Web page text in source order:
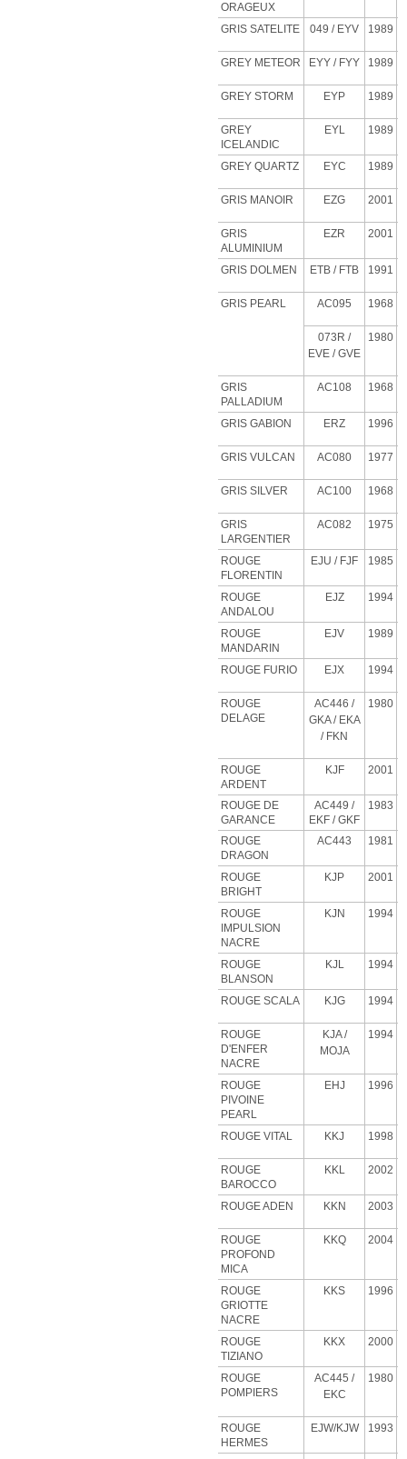
ORAGEUX
GRIS SATELITE 049 / EYV 1989
GREY METEOR EYY / FYY 1989
GREY STORM EYP 1989
GREY
ICELANDIC
EYL 1989
GREY QUARTZ EYC 1989
GRIS MANOIR EZG 2001
GRIS
ALUMINIUM
EZR 2001
GRIS DOLMEN ETB / FTB 1991
GRIS PEARL AC095 1968
073R /
EVE / GVE
1980
GRIS
PALLADIUM
AC108 1968
GRIS GABION ERZ 1996
GRIS VULCAN AC080 1977
GRIS SILVER AC100 1968
GRIS
LARGENTIER
AC082 1975
ROUGE
FLORENTIN
EJU / FJF 1985
ROUGE
ANDALOU
EJZ 1994
ROUGE
MANDARIN
EJV 1989
ROUGE FURIO EJX 1994
ROUGE
DELAGE
AC446 /
GKA / EKA
/ FKN
1980
ROUGE
ARDENT
KJF 2001
ROUGE DE
GARANCE
AC449 /
EKF / GKF
1983
ROUGE
DRAGON
AC443 1981
ROUGE
BRIGHT
KJP 2001
ROUGE
IMPULSION
NACRE
KJN 1994
ROUGE
BLANSON
KJL 1994
ROUGE SCALA KJG 1994
ROUGE
D'ENFER
NACRE
KJA/
MOJA
1994
ROUGE
PIVOINE
PEARL
EHJ 1996
ROUGE VITAL KKJ 1998
ROUGE
BAROCCO
KKL 2002
ROUGE ADEN KKN 2003
ROUGE
PROFOND
MICA
KKQ 2004
ROUGE
GRIOTTE
NACRE
KKS 1996
ROUGE
TIZIANO
KKX 2000
ROUGE
POMPIERS
AC445 /
EKC
1980
ROUGE
HERMES
EJW/KJW 1993